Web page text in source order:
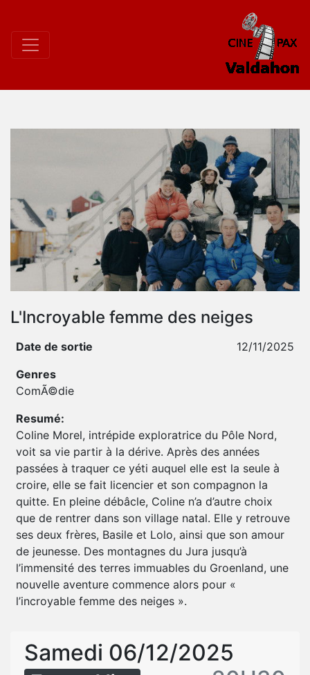
L'Incroyable femme des neiges
Date de sortie
12/11/2025
Genres
ComÃ©die
Resumé:
Coline Morel, intrépide exploratrice du Pôle Nord,
voit sa vie partir à la dérive. Après des années
passées à traquer ce yéti auquel elle est la seule à
croire, elle se fait licencier et son compagnon la
quitte. En pleine débâcle, Coline n’a d’autre choix
que de rentrer dans son village natal. Elle y retrouve
ses deux frères, Basile et Lolo, ainsi que son amour
de jeunesse. Des montagnes du Jura jusqu’à
l’immensité des terres immuables du Groenland, une
nouvelle aventure commence alors pour «
l’incroyable femme des neiges ».
Samedi 06/12/2025